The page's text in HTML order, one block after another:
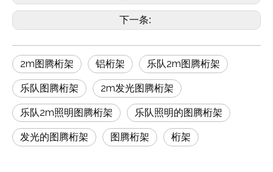
下一条:
2m图腾桁架 铝桁架 乐队2m图腾桁架
乐队图腾桁架 2m发光图腾桁架
乐队2m照明图腾桁架 乐队照明的图腾桁架
发光的图腾桁架 图腾桁架 桁架